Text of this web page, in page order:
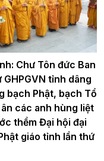
Chư Tôn đức Ban
GHPGVN tỉnh dâng
bạch Phật, bạch Tổ
các anh hùng liệt
thềm Đại hội đại
giáo tỉnh lần thứ